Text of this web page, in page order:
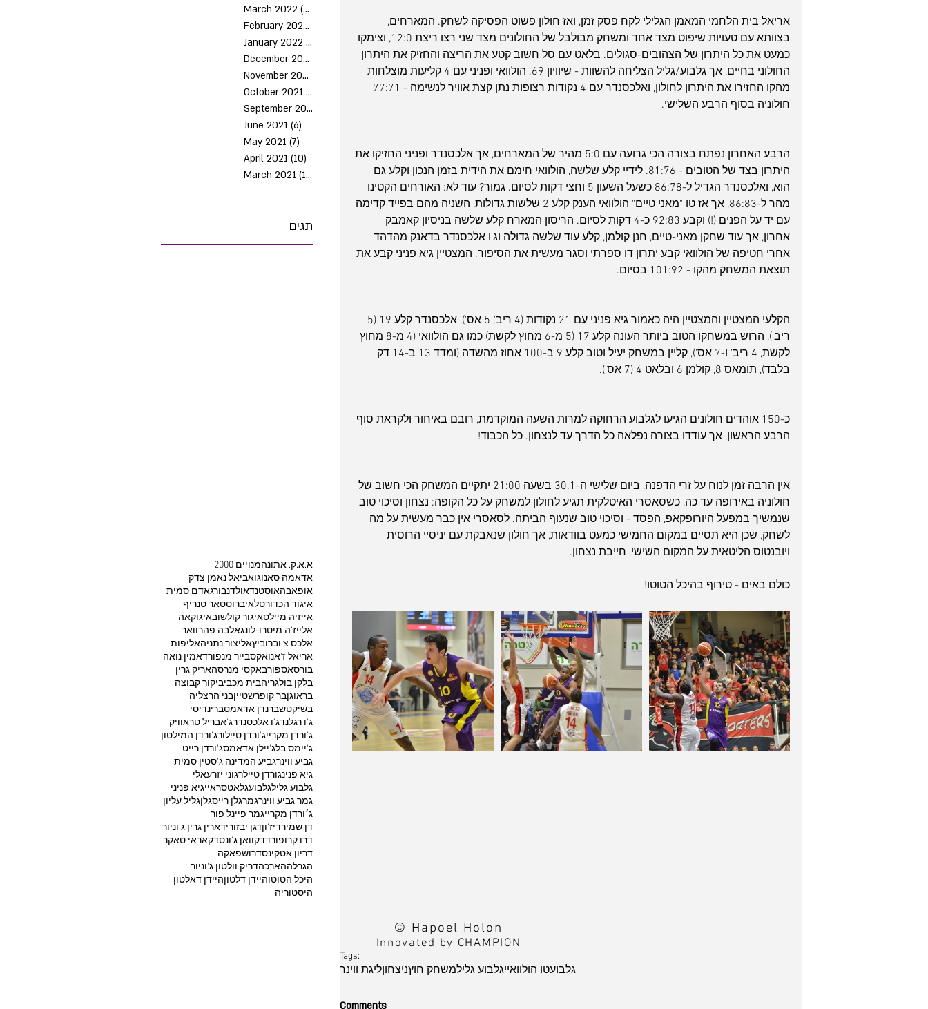
March 2022 (10)
February 2022
January 2022 (6)
December 2021
November 2021
October 2021 (5)
September 2021
June 2021 (6)
May 2021 (7)
April 2021 (10)
March 2021 (10)
תגים
2000 מנוייםא.א.ק. אתונה
אביאל נאמן צדקאדאמה סאנוגו
אדם סמיתאולדנבורגאוסטנדאופאבה
איברוסטאר טנריףאיגוד הכדורסל
איגוקאהאיגור קולשובאייזיה מיילס
אלבה פהרוואראלייז'ה מיטרו-לונג
אליפותאליצור נתניהאלכס צ'וברוביץ
אמין נואהאקסבייר מנפורדאריאל ז'אנו
אריק גריןבאקסי מנרסהבורסאספור
ביקור קבוצהבית מכביבלקן בולגריה
בני הרצליהבר קופרשטייןבראוגן
ברינדיסיברנדן אדאמסבשיקטש
ג'אבריל טראוויקג'ו אלכסנדרג'ו רגלנד
ג'ורדן המילטוןג'ורדן טיילורג'ורדן מקריי
ג'ורדן רייטג'יילן אדאמסג'יימס בל
ג'סטין סמית'גביע המדינהגביע ווינר
גוני יזרעאליגורדן טיילרגיא פנינ
גיא פניניגלאטסראייגלבועגלבוע גליל
גליל עליוןגלןגלן רייסגמרגמר גביע ווינר
גמר פיינל פורג׳ורדן מקריי
דארין גרין ג'וניורדגן יבזורידיז'וןדן שמיר
דקאראי טאקרדקוואן ג'ונסדרו קרופורד
דרושפאקהדריון אטקינס
דריק וולטון ג'וניורהארכההגרלה
היידן דאלטוןהיידן דלטוןהיכל הטוטו
היסטוריה
אריאל בית הלחמי המאמן הגלילי לקח פסק זמן, ואז חולון פשוט הפסיקה לשחק. המארחים,
בצוותא עם טעויות שיפוט מצד אחד ומשחק מבולבל של החולונים מצד שני רצו ריצת 12:0, וצימקו
כמעט את כל היתרון של הצהובים-סגולים. בלאט עם סל חשוב קטע את הריצה והחזיק את היתרון
החולוני בחיים, אך גלבוע/גליל הצליחה להשוות - שיוויון 69. הולוואי ופניני עם 4 קליעות מוצלחות
חולוניה בסוף הרבע השלישי.
הרבע האחרון נפתח בצורה הכי גרועה עם 5:0 מהיר של המארחים, אך אלכסנדר ופניני החזיקו את
היתרון בצד של הטובים - 81:76. לידיי קלע שלשה, הולוואי חימם את הידית בזמן הנכון וקלע גם
הוא, ואלכסנדר הגדיל ל-86:78 כשעל השעון 5 וחצי דקות לסיום. גמור? עוד לא: האורחים הקטינו
מהר ל-86:83, אך אז טו "מאני טיים" הולוואי הענק קלע 2 שלשות גדולות, השניה מהם בפייד קדימה
עם יד על הפנים (!) וקבע 92:83 כ-4 דקות לסיום. הריסון המארח קלע שלשה בניסיון קאמבק
אחרון, אך עוד שחקן מאני-טיים, חנן קולמן, קלע עוד שלשה גדולה וג'ו אלכסנדר בדאנק מהדהד
אחרי חטיפה של הולוואי קבע יתרון דו ספרתי וסגר מעשית את הסיפור. המצטיין גיא פניני קבע את
תוצאת המשחק מהקו - 101:92 בסיום.
ריב'), הרוש במשחקו הטוב ביותר העונה קלע 17 (5 מ-6 מחוץ לקשת) כמו גם הולוואי (4 מ-8 מחוץ
לקשת, 4 ריב' ו-7 אס'), קליין במשחק יעיל וטוב קלע 9 ב-100 אחוז מהשדה (ומדד 13 ב-14 דק
בלבד), תומאס 8, קולמן 6 ובלאט 4 (7 אס').
כ-150 אוהדים חולונים הגיעו לגלבוע הרחוקה למרות השעה המוקדמת, רובם באיחור ולקראת סוף
הרבע הראשון, אך עודדו בצורה נפלאה כל הדרך עד לנצחון. כל הכבוד!
אין הרבה זמן לנוח על זרי הדפנה, ביום שלישי ה-30.1 בשעה 21:00 יתקיים המשחק הכי חשוב של
חולוניה באירופה עד כה, כשסאסרי האיטלקית תגיע לחולון למשחק על כל הקופה: נצחון וסיכוי טוב
שנמשיך במפעל היורופקאפ, הפסד - וסיכוי טוב שנעוף הביתה. לסאסרי אין כבר מעשית על מה
לשחק, שכן היא תסיים במקום החמישי כמעט בוודאות, אך חולון שנאבקת עם יניסיי הרוסית
ויובנטוס הליטאית על המקום השישי, חייבת נצחון.
כולם באים - טירוף בהיכל הטוטו!
Tags:
ליגת ווינרניצחוןמשחק חוץגלבוע גלילטו הולוואייגלבוע
Comments
© Hapoel Holon
Innovated by CHAMPION